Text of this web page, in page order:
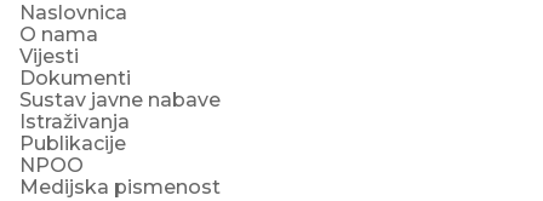
Naslovnica
O nama
Vijesti
Dokumenti
Sustav javne nabave
Istraživanja
Publikacije
NPOO
Medijska pismenost